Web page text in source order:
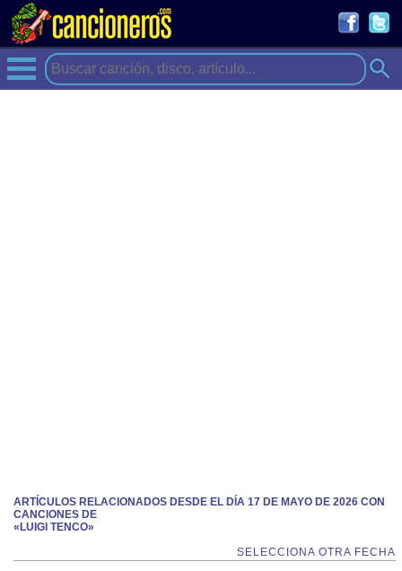
ARTÍCULOS RELACIONADOS DESDE EL DÍA 17 DE MAYO DE 2026 CON
CANCIONES DE
«LUIGI TENCO»
SELECCIONA OTRA FECHA